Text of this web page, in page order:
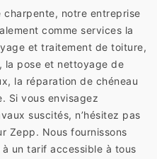
notre entreprise
comme services la
et traitement de toiture,
la pose et nettoyage de
la réparation de chéneau
Si vous envisagez
suscités, n’hésitez pas
Zepp. Nous fournissons
un tarif accessible à tous